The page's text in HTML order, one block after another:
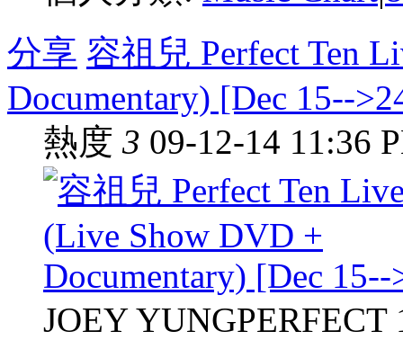
分享 容祖兒 Perfect Ten
Documentary) [Dec 15--
熱度 3 09-12-14 11:36
JOEY